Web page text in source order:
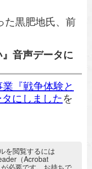
た黒肥地氏、前
』音声データに
『戦争体験と
にしましたを
を閲覧するには
（Acrobat
必要です。お持ちで